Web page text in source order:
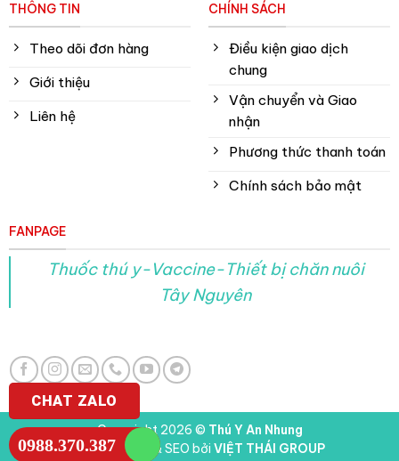
CHAT ZALO
0988.370.387
THÔNG TIN
Theo dõi đơn hàng
Giới thiệu
Liên hệ
CHÍNH SÁCH
Điều kiện giao dịch
chung
Vận chuyển và Giao
nhận
Phương thức thanh toán
Chính sách bảo mật
FANPAGE
Thuốc thú y-Vaccine-Thiết bị chăn nuôi
Tây Nguyên
Copyright 2026 © Thú Y An Nhung
Thiết kế web & SEO bởi VIỆT THÁI GROUP